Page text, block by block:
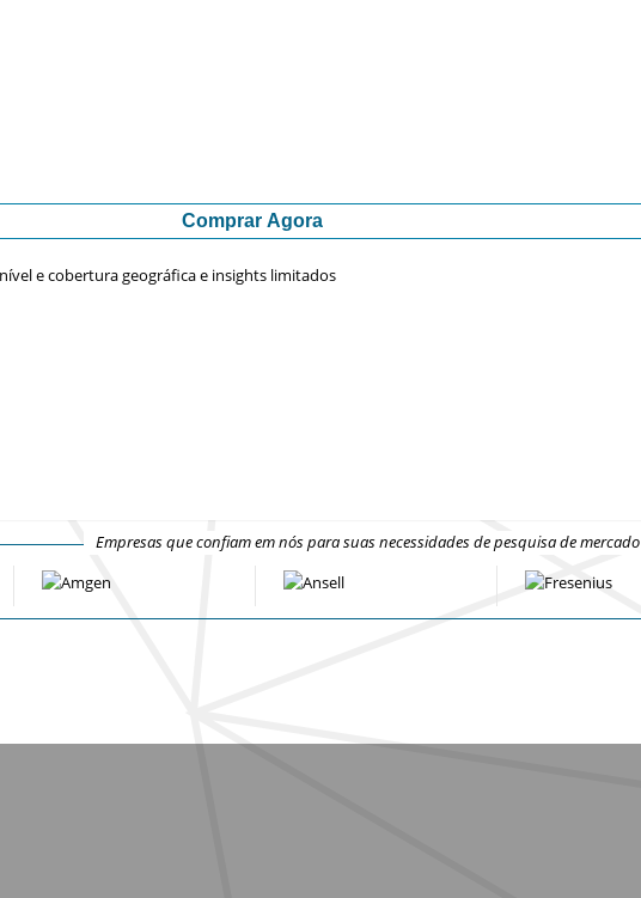
Comprar Agora
e cobertura geográfica e insights limitados
Empresas que confiam em nós para suas necessidades de pesquisa de mercado